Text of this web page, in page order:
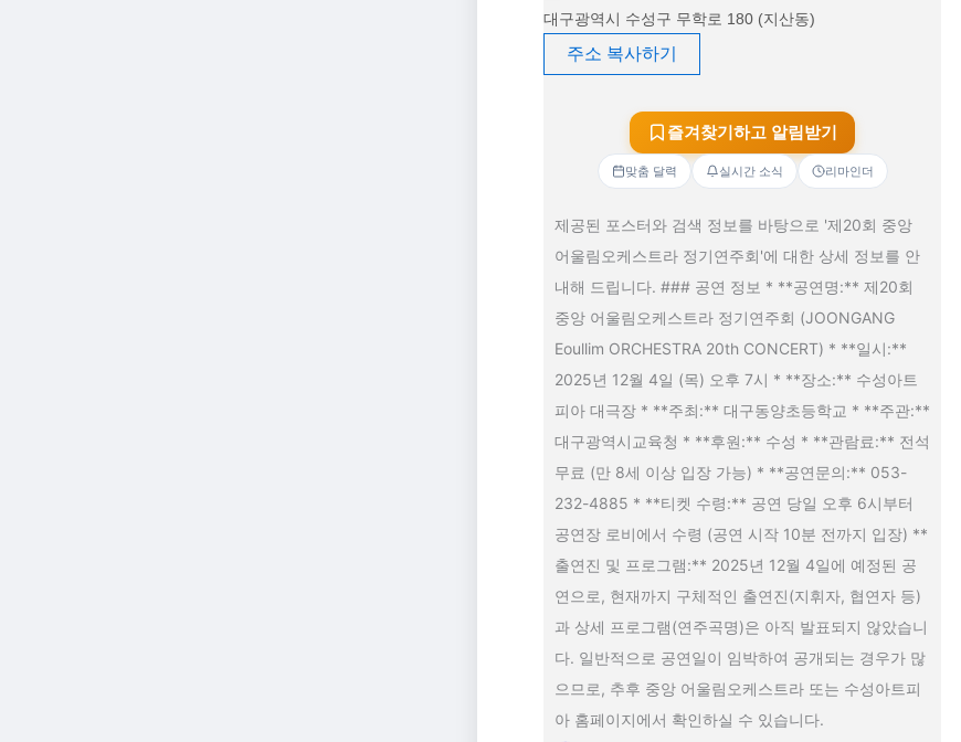
대구광역시 수성구 무학로 180 (지산동)
주소 복사하기
즐겨찾기하고 알림받기
맞춤 달력 실시간 소식 리마인더
제공된 포스터와 검색 정보를 바탕으로 '제20회 중앙
어울림오케스트라 정기연주회'에 대한 상세 정보를 안
내해 드립니다. ### 공연 정보 * **공연명:** 제20회
중앙 어울림오케스트라 정기연주회 (JOONGANG
Eoullim ORCHESTRA 20th CONCERT) * **일시:**
2025년 12월 4일 (목) 오후 7시 * **장소:** 수성아트
피아 대극장 * **주최:** 대구동양초등학교 * **주관:**
대구광역시교육청 * **후원:** 수성 * **관람료:** 전석
무료 (만 8세 이상 입장 가능) * **공연문의:** 053-
232-4885 * **티켓 수령:** 공연 당일 오후 6시부터
공연장 로비에서 수령 (공연 시작 10분 전까지 입장) **
출연진 및 프로그램:** 2025년 12월 4일에 예정된 공
연으로, 현재까지 구체적인 출연진(지휘자, 협연자 등)
과 상세 프로그램(연주곡명)은 아직 발표되지 않았습니
다. 일반적으로 공연일이 임박하여 공개되는 경우가 많
으므로, 추후 중앙 어울림오케스트라 또는 수성아트피
아 홈페이지에서 확인하실 수 있습니다.